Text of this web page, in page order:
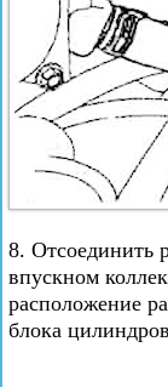
8. Отсоединить
впускном
расположение
блока